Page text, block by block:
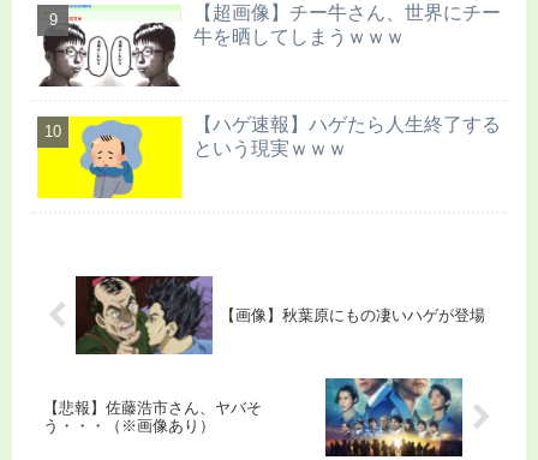
【超画像】チー牛さん、世界にチー
牛を晒してしまうｗｗｗ
【ハゲ速報】ハゲたら人生終了する
という現実ｗｗｗ
【画像】秋葉原にもの凄いハゲが登場
【悲報】佐藤浩市さん、ヤバそ
う・・・（※画像あり）